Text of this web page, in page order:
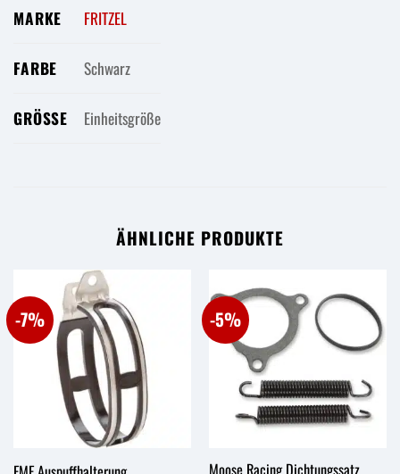
MARKE FRITZEL
FARBE Schwarz
GRÖSSE Einheitsgröße
ÄHNLICHE PRODUKTE
-7% -5%